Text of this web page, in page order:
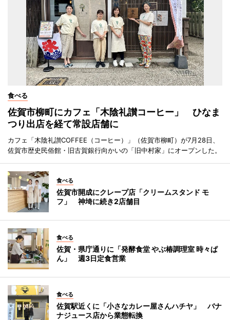
食べる
佐賀市柳町にカフェ「木陰礼讃コーヒー」 ひなま
つり出店を経て常設店舗に
カフェ「木陰礼讃COFFEE（コーヒー）」（佐賀市柳町）が7月28日、
佐賀市歴史民俗館・旧古賀銀行向かいの「旧中村家」にオープンした。
食べる
佐賀市開成にクレープ店「クリームスタンド モ
フ」 神埼に続き2店舗目
食べる
佐賀・県庁通りに「発酵食堂 やぶ椿調理室 時々ぱ
ん」 週3日定食営業
食べる
佐賀駅近くに「小さなカレー屋さんハチヤ」 バナ
ナジュース店から業態転換